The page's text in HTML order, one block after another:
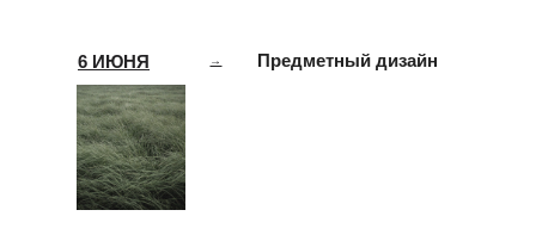
→
6 ИЮНЯ Предметный дизайн